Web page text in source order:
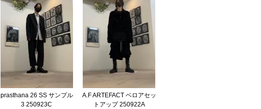
prasthana 26 SS サンプル
3 250923C
A.F ARTEFACT ベロアセッ
トアップ 250922A